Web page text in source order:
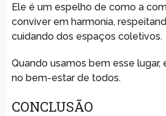
Ele é um espelho de como a
conviver em harmonia,
cuidando dos espaços coletivos.
Quando usamos bem esse
no bem-estar de todos.
CONCLUSÃO